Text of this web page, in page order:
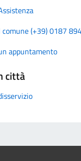
comune (+39) 0187
appuntamento
città